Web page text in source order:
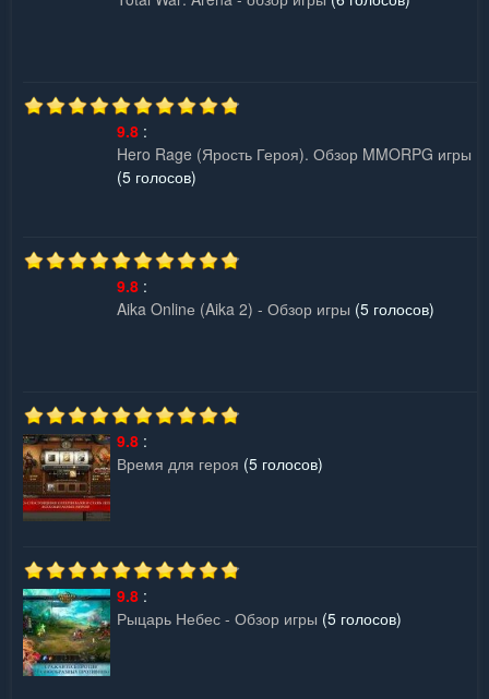
9.8 :
Hero Rage (Ярость Героя). Обзор MMORPG игры
(5 голосов)
9.8 :
Aika Onlinе (Aika 2) - Обзор игры (5 голосов)
9.8 :
Время для героя (5 голосов)
9.8 :
Рыцарь Небес - Обзор игры (5 голосов)